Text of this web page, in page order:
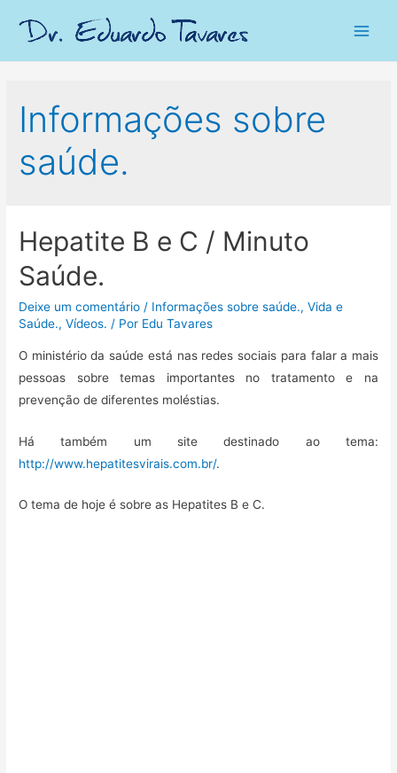
Informações sobre
saúde.
Hepatite B e C / Minuto
Saúde.
Deixe um comentário / Informações sobre saúde.,Vida e
Saúde.,Vídeos. / Por Edu Tavares
O ministério da saúde está nas redes sociais para falar a mais
pessoas sobre temas importantes no tratamento e na
prevenção de diferentes moléstias.
Há também um site destinado ao tema:
http://www.hepatitesvirais.com.br/.
O tema de hoje é sobre as Hepatites B e C.